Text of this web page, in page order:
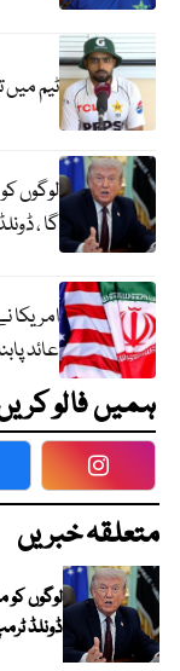
ٹیم میں
لوگوں
گا ،
عائد
ہمیں فالو
متعلقہ خبریں
لوگوں کو
ڈونلڈ